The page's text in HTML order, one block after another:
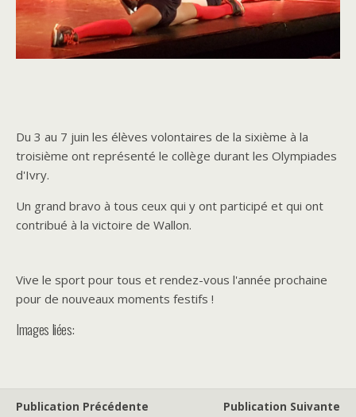
Du 3 au 7 juin les élèves volontaires de la sixième à la
troisième ont représenté le collège durant les Olympiades
d'Ivry.
Un grand bravo à tous ceux qui y ont participé et qui ont
contribué à la victoire de Wallon.
Vive le sport pour tous et rendez-vous l'année prochaine
pour de nouveaux moments festifs !
Images liées:
Publication Précédente Publication Suivante